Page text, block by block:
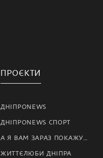
ПРОЄКТИ
ДНІПРОNEWS
ДНІПРОNEWS СПОРТ
А Я ВАМ ЗАРАЗ ПОКАЖУ…
ЖИТТЄЛЮБИ ДНІПРА